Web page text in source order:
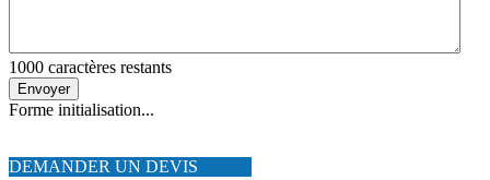
1000 caractères restants
Envoyer
Forme initialisation...
DEMANDER UN DEVIS